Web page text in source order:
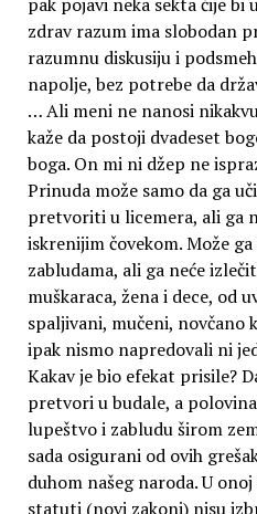
zdrav razum ima slobodan
razumnu diskusiju i
napolje, bez potrebe da
… Ali meni ne nanosi
kaže da postoji dvadeset
boga. On mi ni džep ne
Prinuda može samo da ga
pretvoriti u licemera, ali ga
iskrenijim čovekom. Može
zabludama, ali ga neće
muškaraca, žena i dece, od
spaljivani, mučeni, novčano
ipak nismo napredovali ni
Kakav je bio efekat prisile?
pretvori u budale, a
lupeštvo i zabludu širom
sada osigurani od ovih
duhom našeg naroda. U
statuti (novi zakoni) nisu